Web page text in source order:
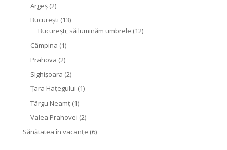
Argeș(2)
București (13)
București, să luminăm umbrele (12)
Câmpina (1)
Prahova (2)
Sighişoara (2)
Țara Hațegului (1)
Târgu Neamţ(1)
Valea Prahovei (2)
Sănătatea în vacanțe (6)